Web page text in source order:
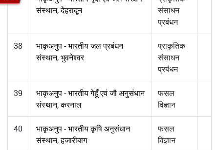
संस्थान, देहरादून
संसाधन
प्रबंधन
38
भाकृअनुप - भारतीय जल प्रबंधन
संस्थान, भुवनेश्वर
प्राकृतिक
संसाधन
प्रबंधन
39
भाकृअनुप - भारतीय गेहूँ एवं जौ अनुसंधान
संस्थान, करनाल
फसल
विज्ञान
40
भाकृअनुप - भारतीय कृषि अनुसंधान
संस्थान, हजारीबाग
फसल
विज्ञान